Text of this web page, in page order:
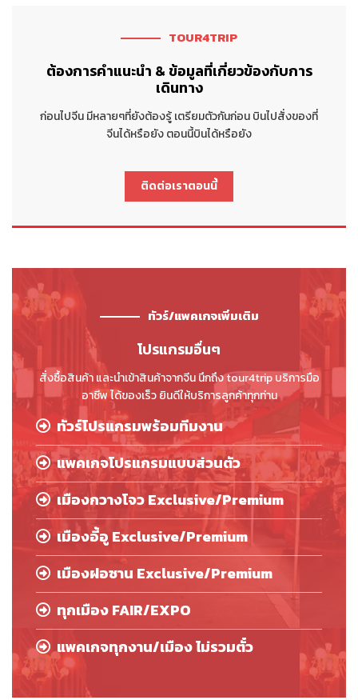
TOUR4TRIP
ต้องการคำแนะนำ & ข้อมูลที่เกี่ยวข้องกับการ
เดินทาง
ก่อนไปจีน มีหลายๆที่ยังต้องรู้ เตรียมตัวกันก่อน บินไปสั่งของที่
จีนได้หรือยัง ตอนนี้บินได้หรือยัง
ติดต่อเราตอนนี้
ทัวร์/แพคเกจเพิ่มเติม
โปรแกรมอื่นๆ
สั่งซื้อสินค้า และนำเข้าสินค้าจากจีน นึกถึง tour4trip บริการมือ
อาชีพ ได้ของเร็ว ยินดีให้บริการลูกค้าทุกท่าน
ทัวร์โปรแกรมพร้อมทีมงาน
แพคเกจโปรแกรมแบบส่วนตัว
เมืองกวางโจว Exclusive/Premium
เมืองอี้อู Exclusive/Premium
เมืองฝอซาน Exclusive/Premium
ทุกเมือง FAIR/EXPO
แพคเกจทุกงาน/เมือง ไม่รวมตั๋ว